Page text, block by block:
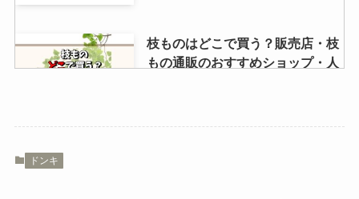
枝ものはどこで買う？販売店・枝
もの通販のおすすめショップ・人
ドンキ